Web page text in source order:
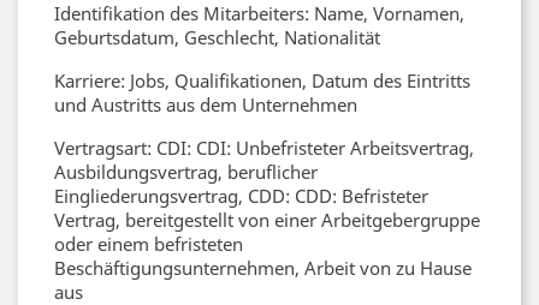
Identifikation des Mitarbeiters: Name, Vornamen,
Geburtsdatum, Geschlecht, Nationalität
Karriere: Jobs, Qualifikationen, Datum des Eintritts
und Austritts aus dem Unternehmen
Vertragsart: CDI: CDI: Unbefristeter Arbeitsvertrag,
Ausbildungsvertrag, beruflicher
Eingliederungsvertrag, CDD: CDD: Befristeter
Vertrag, bereitgestellt von einer Arbeitgebergruppe
oder einem befristeten
Beschäftigungsunternehmen, Arbeit von zu Hause
aus